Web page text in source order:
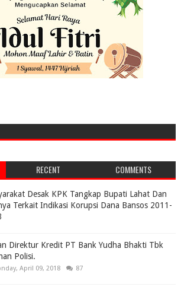
RECENT COMMENTS
Desak KPK Tangkap Bupati Lahat Dan
Terkait Indikasi Korupsi Dana Bansos 2011-
Direktur Kredit PT Bank Yudha Bhakti Tbk
Polisi.
April 09, 2018 87